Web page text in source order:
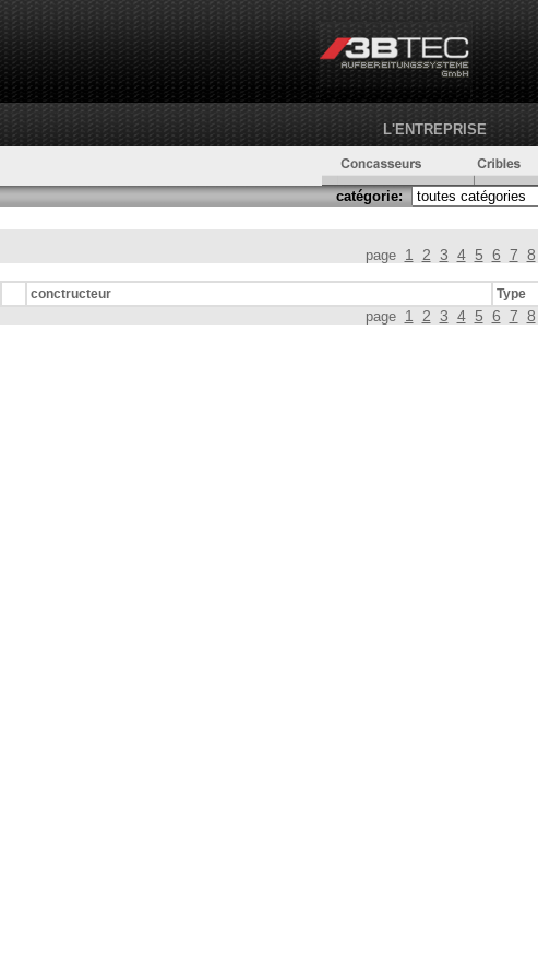
L'ENTREPRISE
catégorie:
page 1 2 3 4 5 6 7 8
conctructeur Type
page 1 2 3 4 5 6 7 8